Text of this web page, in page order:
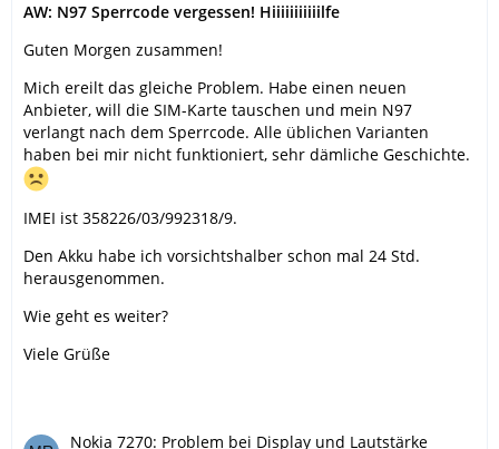
AW: N97 Sperrcode vergessen! Hiiiiiiiiiiilfe
Guten Morgen zusammen!
Mich ereilt das gleiche Problem. Habe einen neuen
Anbieter, will die SIM-Karte tauschen und mein N97
verlangt nach dem Sperrcode. Alle üblichen Varianten
haben bei mir nicht funktioniert, sehr dämliche Geschichte.
IMEI ist 358226/03/992318/9.
Den Akku habe ich vorsichtshalber schon mal 24 Std.
herausgenommen.
Wie geht es weiter?
Viele Grüße
Nokia 7270: Problem bei Display und Lautstärke